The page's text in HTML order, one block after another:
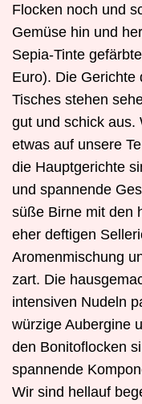
Flocken noch und
Gemüse hin und
Sepia-Tinte
Euro). Die Gerichte
Tisches stehen
gut und schick aus.
etwas auf unsere
die Hauptgerichte
und spannende
süße Birne mit den
eher deftigen
Aromenmischung
zart. Die
intensiven Nudeln
würzige Aubergine
den Bonitoflocken
spannende
Wir sind hellauf